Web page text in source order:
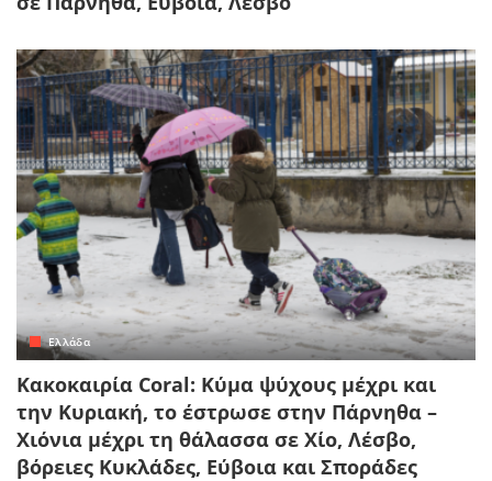
Ελλάδα
Κακοκαιρία Coral: Κύμα ψύχους μέχρι και
την Κυριακή, το έστρωσε στην Πάρνηθα –
Χιόνια μέχρι τη θάλασσα σε Χίο, Λέσβο,
βόρειες Κυκλάδες, Εύβοια και Σποράδες